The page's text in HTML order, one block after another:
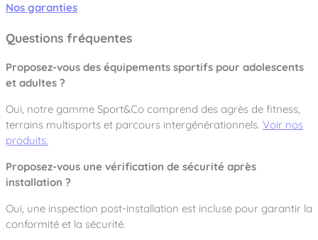
Nos garanties
Questions fréquentes
Proposez-vous des équipements sportifs pour adolescents
et adultes ?
Oui, notre gamme Sport&Co comprend des agrès de fitness,
terrains multisports et parcours intergénérationnels. Voir nos
produits.
Proposez-vous une vérification de sécurité après
installation ?
Oui, une inspection post-installation est incluse pour garantir la
conformité et la sécurité.